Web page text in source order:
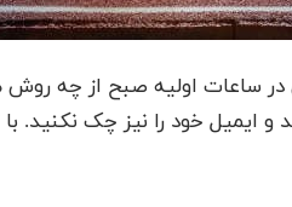
در ساعات اولیه صبح از چه
و ایمیل خود را نیز چک نکنید.